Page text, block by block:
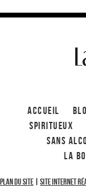
ACCUEIL
Spiritueux
Sans
La
Plan du site | Site internet